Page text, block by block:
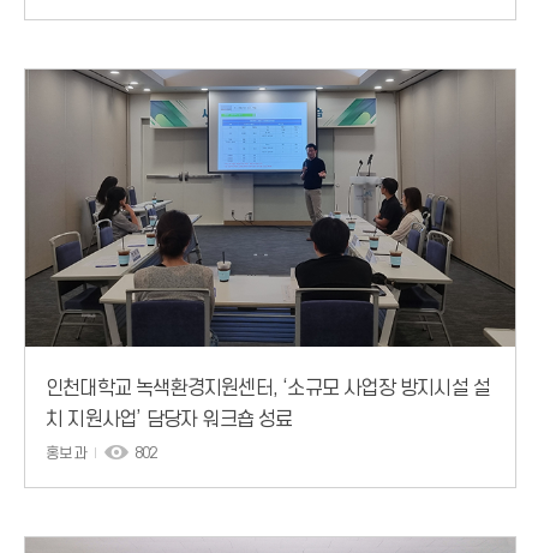
인천대학교 녹색환경지원센터, ‘소규모 사업장 방지시설 설
치 지원사업’ 담당자 워크숍 성료
홍보과 802